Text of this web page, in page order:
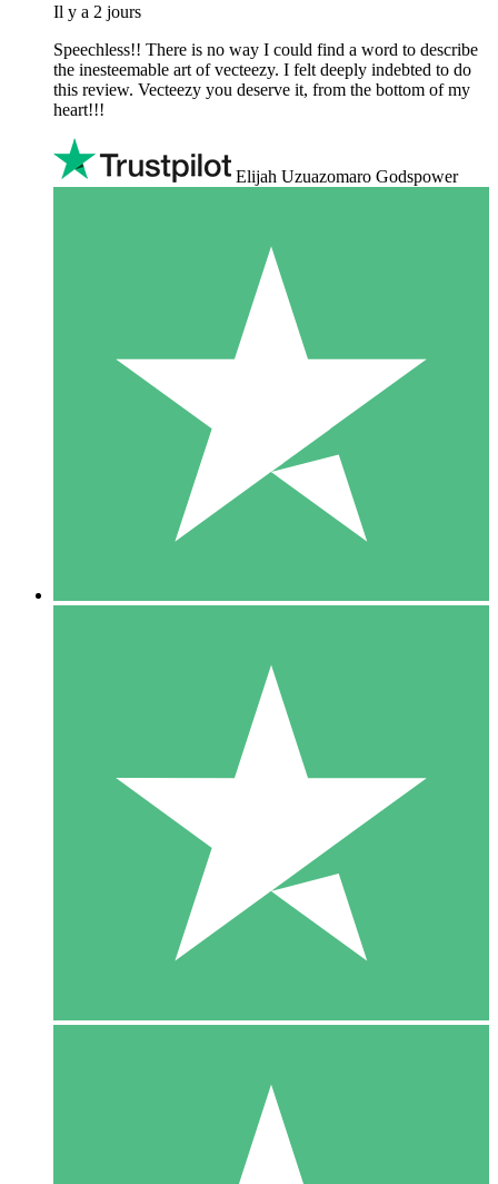
Il y a 2 jours
Speechless!! There is no way I could find a word to describe
the inesteemable art of vecteezy. I felt deeply indebted to do
this review. Vecteezy you deserve it, from the bottom of my
heart!!!
Elijah Uzuazomaro Godspower